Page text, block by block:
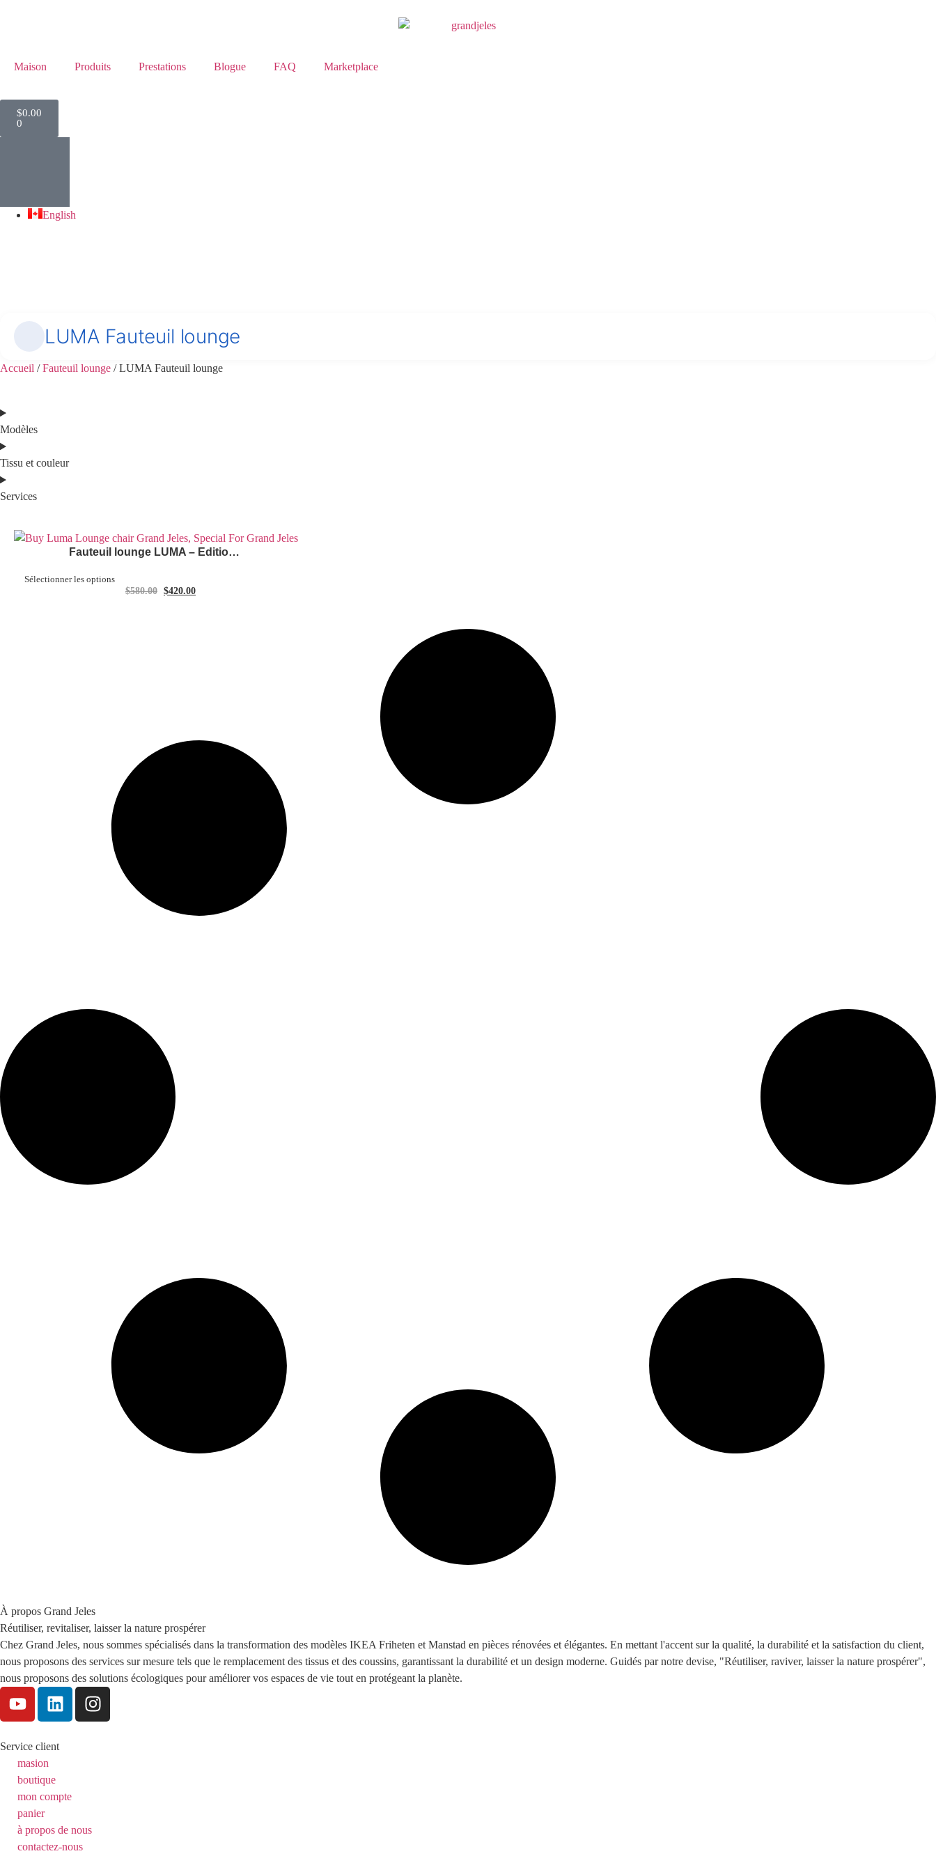
Maison Produits Prestations Blogue FAQ Marketplace
$0.00
0
English
LUMA Fauteuil lounge
Accueil /Fauteuil lounge / LUMA Fauteuil lounge
Modèles
Tissu et couleur
Services
Fauteuil lounge LUMA – Édition Gris Clair
Sélectionner les options
$580.00 $420.00
À propos Grand Jeles
Réutiliser, revitaliser, laisser la nature prospérer
Chez Grand Jeles, nous sommes spécialisés dans la transformation des modèles IKEA Friheten et Manstad en pièces rénovées et élégantes. En mettant l'accent sur la qualité, la durabilité et la satisfaction du client,
nous proposons des services sur mesure tels que le remplacement des tissus et des coussins, garantissant la durabilité et un design moderne. Guidés par notre devise, "Réutiliser, raviver, laisser la nature prospérer",
nous proposons des solutions écologiques pour améliorer vos espaces de vie tout en protégeant la planète.
Service client
masion
boutique
mon compte
panier
à propos de nous
contactez-nous